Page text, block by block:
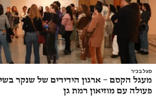
סגל בכיר
מעגל הקסם – ארגון הידידים של שנקר
פעולה עם מוזיאון רמת גן